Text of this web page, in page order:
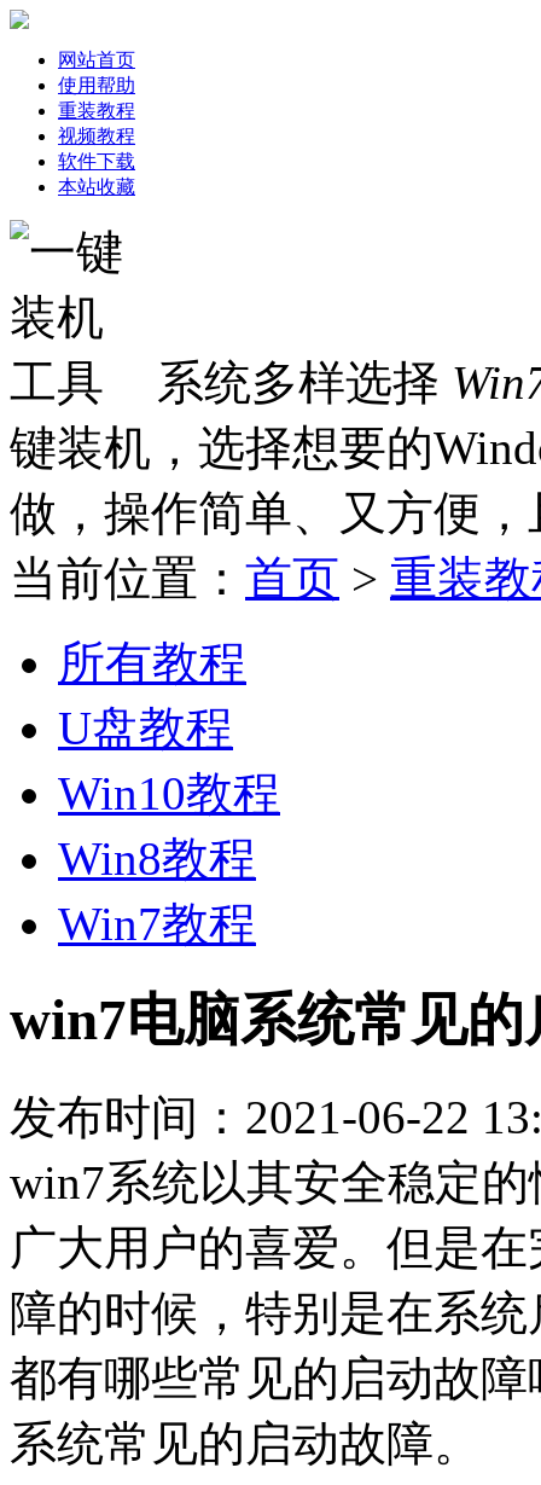
网站首页
使用帮助
重装教程
视频教程
软件下载
本站收藏
系统多样选择
键装机，选择想要的
做，操作简单、又方便
当前位置： 首页 > 重装
所有教程
U盘教程
Win10教程
Win8教程
Win7教程
win7电脑系统常见
发布时间：2021-06-22
win7系统以其安全稳定
广大用户的喜爱。但是
障的时候，特别是在系
都有哪些常见的启动故
系统常见的启动故障。